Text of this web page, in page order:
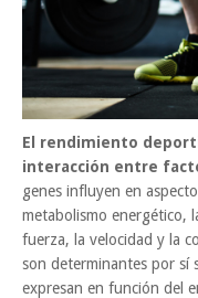
El rendimiento
interacción entre
genes influyen en
metabolismo energético,
fuerza, la velocidad y la
son determinantes por sí
expresan en función del